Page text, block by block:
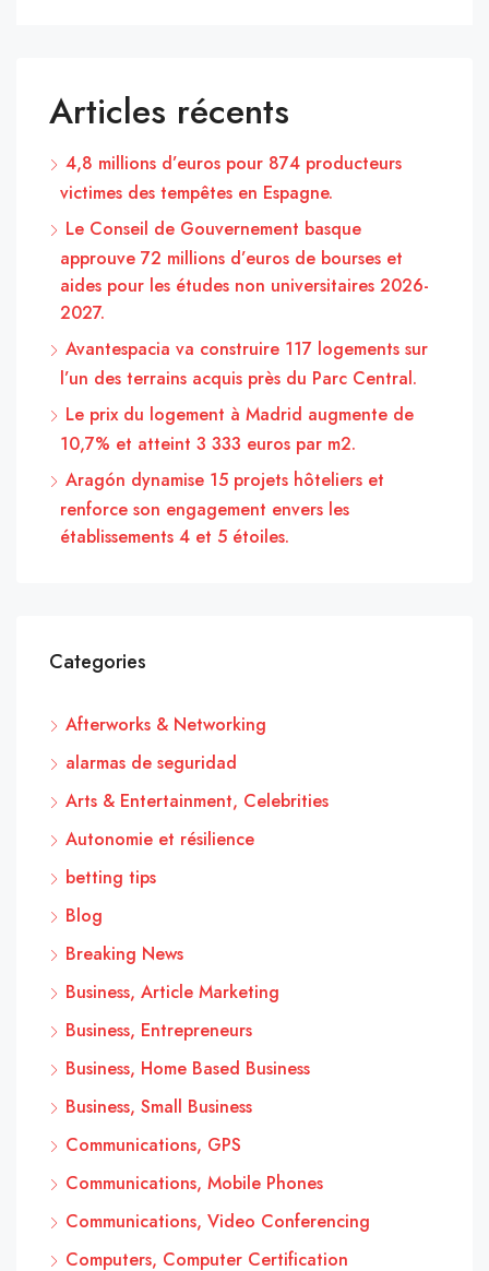
Articles récents
4,8 millions d’euros pour 874 producteurs
victimes des tempêtes en Espagne.
Le Conseil de Gouvernement basque
approuve 72 millions d’euros de bourses et
aides pour les études non universitaires 2026-
2027.
Avantespacia va construire 117 logements sur
l’un des terrains acquis près du Parc Central.
Le prix du logement à Madrid augmente de
10,7% et atteint 3 333 euros par m2.
Aragón dynamise 15 projets hôteliers et
renforce son engagement envers les
établissements 4 et 5 étoiles.
Categories
Afterworks & Networking
alarmas de seguridad
Arts & Entertainment, Celebrities
Autonomie et résilience
betting tips
Blog
Breaking News
Business, Article Marketing
Business, Entrepreneurs
Business, Home Based Business
Business, Small Business
Communications, GPS
Communications, Mobile Phones
Communications, Video Conferencing
Computers, Computer Certification